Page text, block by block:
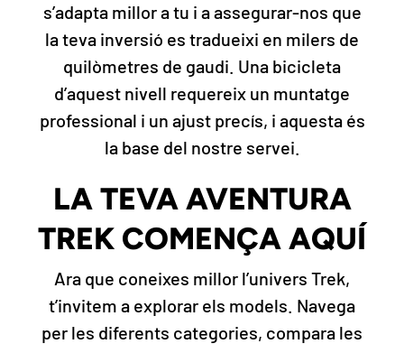
s’adapta millor a tu i a assegurar-nos que
la teva inversió es tradueixi en milers de
quilòmetres de gaudi. Una bicicleta
d’aquest nivell requereix un muntatge
professional i un ajust precís, i aquesta és
la base del nostre servei.
LA TEVA AVENTURA
TREK COMENÇA AQUÍ
Ara que coneixes millor l’univers Trek,
t’invitem a explorar els models. Navega
per les diferents categories, compara les